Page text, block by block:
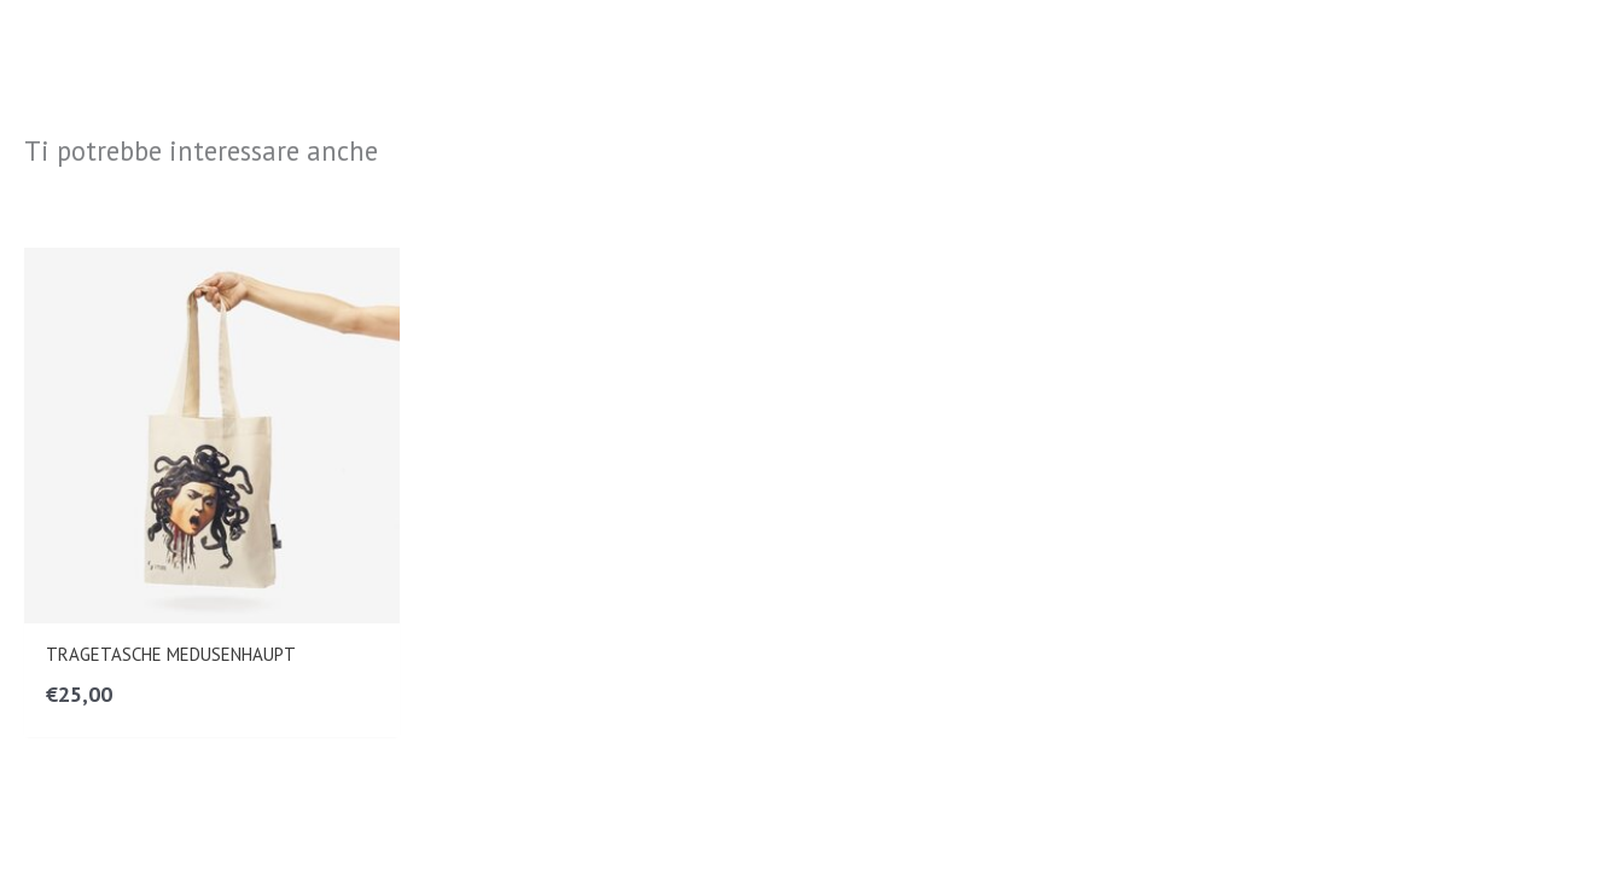
Ti potrebbe interessare anche
TRAGETASCHE MEDUSENHAUPT
€25,00